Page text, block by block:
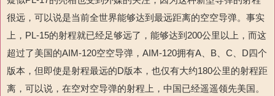
很远，可以说是当前全世界能够达到最远距离的空空导弹。事实
上，PL-15的射程就已经足够远了，能够达到200公里以上，而这
超过了美国的AIM-120空空导弹，AIM-120拥有A、B、C、D四个
版本，但即使是射程最远的D版本，也仅有大约180公里的射程距
离，可以说，在空对空导弹的射程上，中国已经遥遥领先美国。